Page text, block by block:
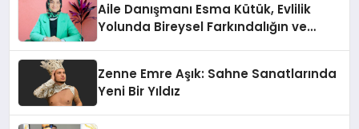
Aile Danışmanı Esma Kütük, Evlilik
Yolunda Bireysel Farkındalığın ve
Zenne Emre Aşık: Sahne Sanatlarında
Yeni Bir Yıldız